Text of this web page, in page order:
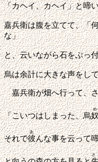
「カヘイ、カヘイ」と啼
嘉兵衛は腹を立てて、「
と、云いながら石をぶっ
烏は余計に大きな声をし
嘉兵衛が畑へ行って、
「こいつはしまった、烏
め
それで彼
あ
んな事を云って
さ